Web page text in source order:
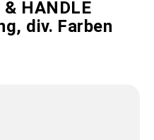
HANDLE
div. Farben